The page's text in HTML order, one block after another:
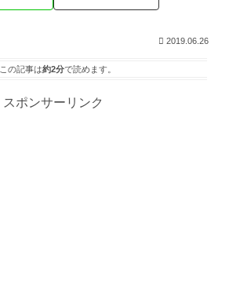
2019.06.26
この記事は約2分で読めます。
スポンサーリンク